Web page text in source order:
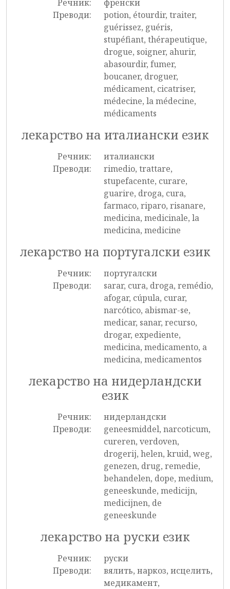
Речник:
френски
Преводи:
potion, étourdir, traiter,
guérissez, guéris,
stupéfiant, thérapeutique,
drogue, soigner, ahurir,
abasourdir, fumer,
boucaner, droguer,
médicament, cicatriser,
médecine, la médecine,
médicaments
лекарство на италиански език
Речник:
италиански
Преводи:
rimedio, trattare,
stupefacente, curare,
guarire, droga, cura,
farmaco, riparo, risanare,
medicina, medicinale, la
medicina, medicine
лекарство на португалски език
Речник:
португалски
Преводи:
sarar, cura, droga, remédio,
afogar, cúpula, curar,
narcótico, abismar-se,
medicar, sanar, recurso,
drogar, expediente,
medicina, medicamento, a
medicina, medicamentos
лекарство на нидерландски
език
Речник:
нидерландски
Преводи:
geneesmiddel, narcoticum,
cureren, verdoven,
drogerij, helen, kruid, weg,
genezen, drug, remedie,
behandelen, dope, medium,
geneeskunde, medicijn,
medicijnen, de
geneeskunde
лекарство на руски език
Речник:
руски
Преводи:
вялить, наркоз, исцелить,
медикамент,